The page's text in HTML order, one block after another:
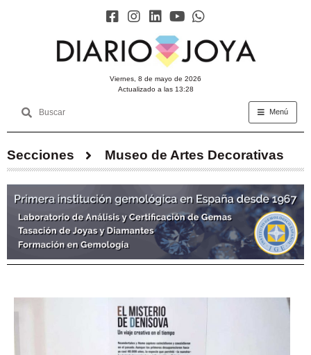
viernes, 8 de mayo de 2026
Actualizado a las 13:28
Menú
Secciones Museo de Artes Decorativas